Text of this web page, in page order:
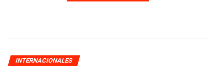
INTERNACIONALES